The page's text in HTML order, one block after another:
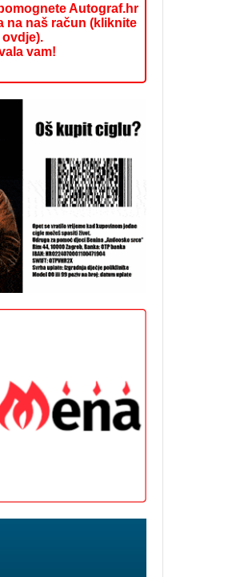
Autograf.hr
na naš račun (kliknite
ovdje).
vam!